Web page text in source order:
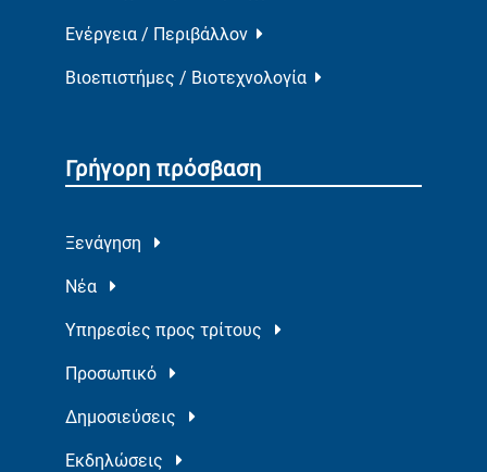
Ενέργεια / Περιβάλλον
Βιοεπιστήμες / Βιοτεχνολογία
Γρήγορη πρόσβαση
Ξενάγηση
Νέα
Υπηρεσίες προς τρίτους
Προσωπικό
Δημοσιεύσεις
Εκδηλώσεις